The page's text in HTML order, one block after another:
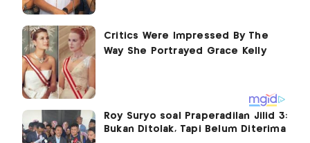
Roy Suryo soal Praperadilan Jilid 3:
Bukan Ditolak, Tapi Belum Diterima